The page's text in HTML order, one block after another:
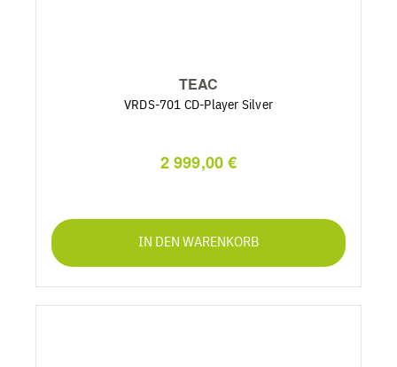
TEAC
VRDS-701 CD-Player Silver
2 999,00 €
IN DEN WARENKORB